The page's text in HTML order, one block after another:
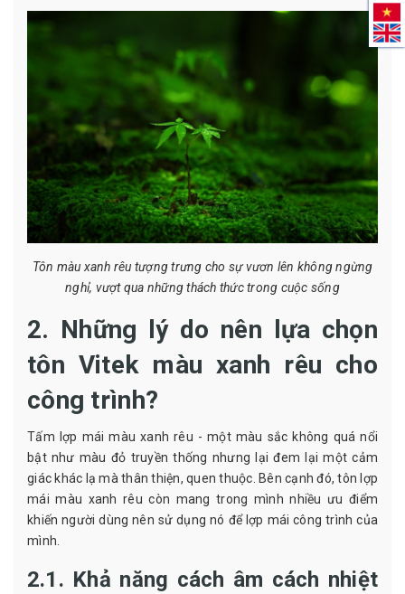
Tôn màu xanh rêu tượng trưng cho sự vươn lên không ngừng
nghỉ, vượt qua những thách thức trong cuộc sống
2. Những lý do nên lựa chọn
tôn Vitek màu xanh rêu cho
công trình?
Tấm lợp mái màu xanh rêu - một màu sắc không quá nổi
bật như màu đỏ truyền thống nhưng lại đem lại một cảm
giác khác lạ mà thân thiện, quen thuộc. Bên cạnh đó, tôn lợp
mái màu xanh rêu còn mang trong mình nhiều ưu điểm
khiến người dùng nên sử dụng nó để lợp mái công trình của
mình.
2.1. Khả năng cách âm cách nhiệt